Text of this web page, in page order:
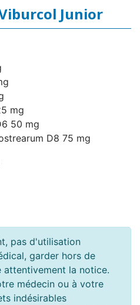
Junior
mg
50 mg
D8 75 mg
pas d'utilisation
garder hors de
attentivement la notice.
médecin ou à votre
indésirables